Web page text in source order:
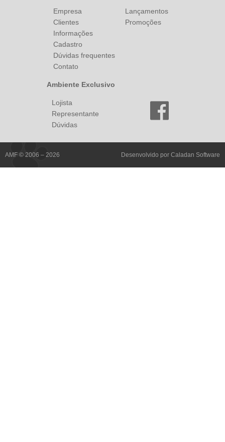
Empresa
Clientes
Informações
Cadastro
Dúvidas frequentes
Contato
Lançamentos
Promoções
Ambiente Exclusivo
Lojista
Representante
Dúvidas
AMF © 2006 – 2026 Desenvolvido por Caladan Software